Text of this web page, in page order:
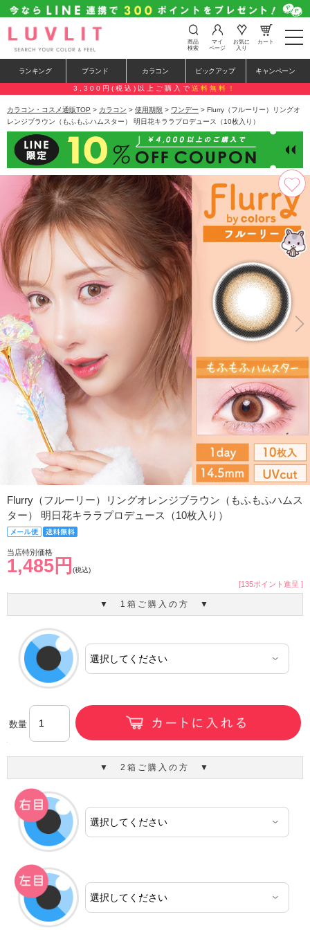
t
o
e
n
a
a
i
o
n
商品
検索
マイ
ページ
お気に
入り
カート
ランキング ブランド カラコン ピックアップ キャンペーン
3,300円(税込)以上ご購入で 送料無料！
カラコン・コスメ通販TOP > カラコン > 使用期限 > ワンデー > Flurry（フルーリー）リングオ
レンジブラウン（もふもふハムスター） 明日花キララプロデュース（10枚入り）
Flurry（フルーリー）リングオレンジブラウン（もふもふハムス
ター） 明日花キララプロデュース（10枚入り）
当店特別価格
1,485円 (税込)
[135ポイント進呈 ]
▼ 1箱ご購入の方 ▼
数量
▼ 2箱ご購入の方 ▼